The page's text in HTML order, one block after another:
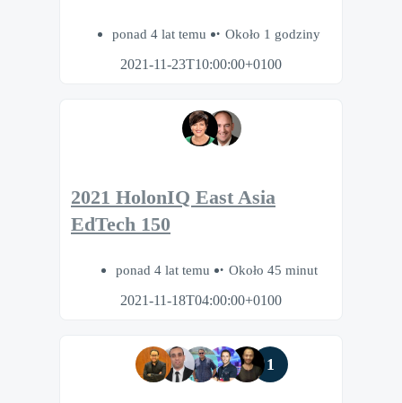
ponad 4 lat temu
Około 1 godziny
2021-11-23T10:00:00+0100
2021 HolonIQ East Asia
EdTech 150
ponad 4 lat temu
Około 45 minut
2021-11-18T04:00:00+0100
1